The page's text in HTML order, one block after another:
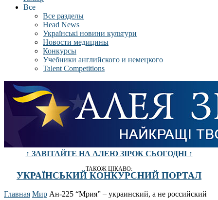
Все
Все разделы
Head News
Українські новини культури
Новости медицины
Конкурсы
Учебники английского и немецкого
Talent Competitions
↑ ЗАВІТАЙТЕ НА АЛЕЮ ЗІРОК СЬОГОДНІ ↑
ТАКОЖ ЦІКАВО:
УКРАЇНСЬКИЙ КОНКУРСНИЙ ПОРТАЛ
Главная Мир Ан-225 “Мрия” – украинский, а не российский